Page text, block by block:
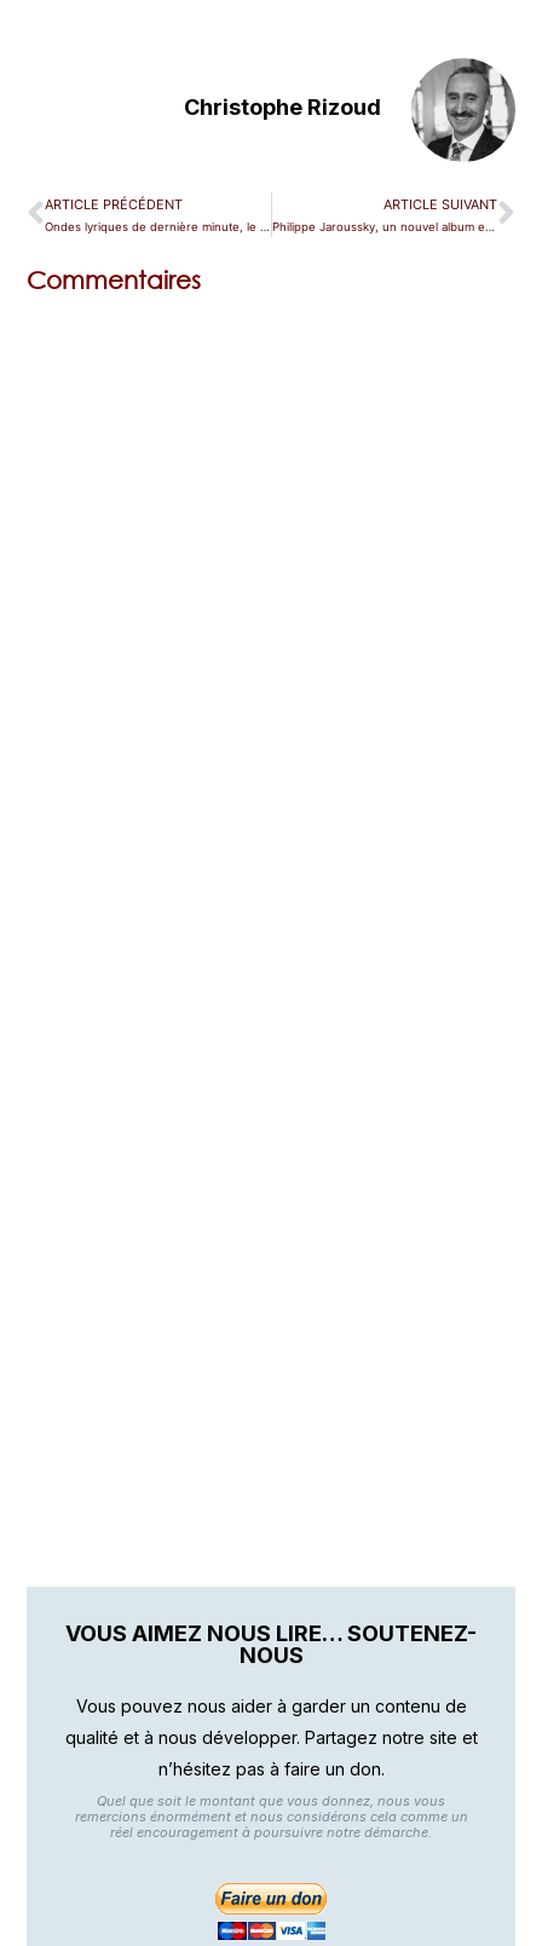
Christophe Rizoud
ARTICLE PRÉCÉDENT ARTICLE SUIVANT
Commentaires
VOUS AIMEZ NOUS LIRE… SOUTENEZ-
NOUS
Vous pouvez nous aider à garder un contenu de
qualité et à nous développer. Partagez notre site et
n’hésitez pas à faire un don.
Quel que soit le montant que vous donnez, nous vous
remercions énormément et nous considérons cela comme un
réel encouragement à poursuivre notre démarche.